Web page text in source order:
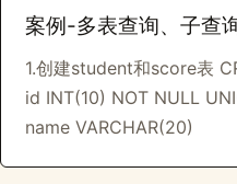
案例-多表查询、子查
1.创建student和score表
id INT(10) NOT NULL
name VARCHAR(20)